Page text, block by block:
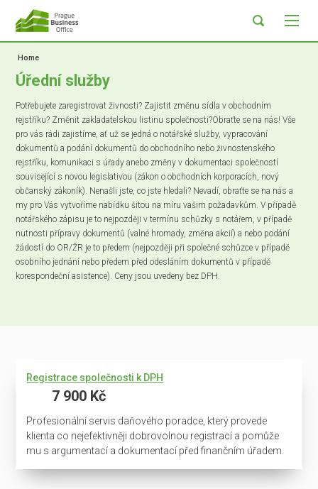
Home
Úřední služby
Potřebujete zaregistrovat živnosti? Zajistit změnu sídla v obchodním
rejstříku? Změnit zakladatelskou listinu společnosti?Obraťte se na nás! Vše
pro vás rádi zajistíme, ať už se jedná o notářské služby, vypracování
dokumentů a podání dokumentů do obchodního nebo živnostenského
rejstříku, komunikaci s úřady anebo změny v dokumentaci společností
související s novou legislativou (zákon o obchodních korporacích, nový
občanský zákoník). Nenašli jste, co jste hledali? Nevadí, obraťte se na nás a
my pro Vás vytvoříme nabídku šitou na míru vašim požadavkům. V případě
notářského zápisu je to nejpozději v termínu schůzky s notářem, v případě
nutnosti přípravy dokumentů (valné hromady, změna akcií) a nebo podání
žádostí do OR/ŽR je to předem (nejpozději při společné schůzce v případě
osobního jednání nebo předem před odesláním dokumentů v případě
korespondeční asistence). Ceny jsou uvedeny bez DPH.
Registrace společnosti k DPH
7 900 Kč
Profesionální servis daňového poradce, který provede
klienta co nejefektivněji dobrovolnou registrací a pomůže
mu s argumentací a dokumentací před finančním úřadem.